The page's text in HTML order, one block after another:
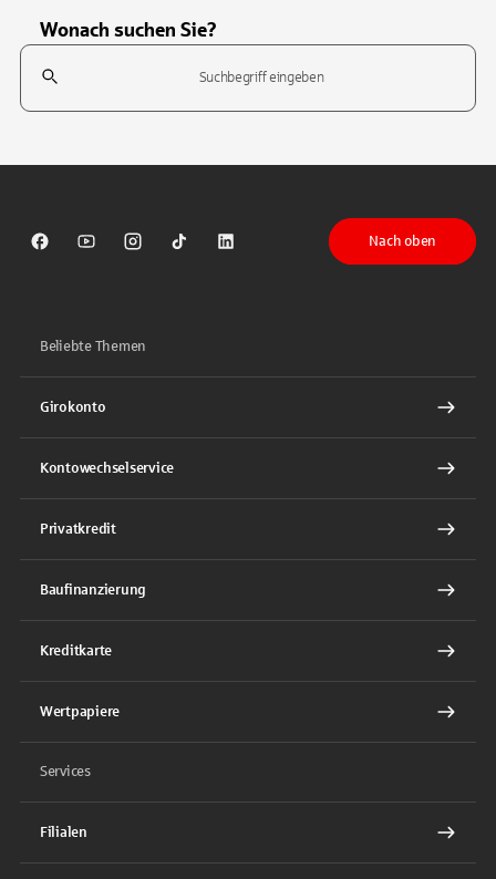
Wonach suchen Sie?
Suchfeld
Sparkasse auf Facebook
Sparkasse auf Youtube
Sparkasse auf Instagram
Sparkasse auf TikTok
Sparkasse auf LinkedIn
Nach oben
Beliebte Themen
Girokonto
Kontowechselservice
Privatkredit
Baufinanzierung
Kreditkarte
Wertpapiere
Services
Filialen